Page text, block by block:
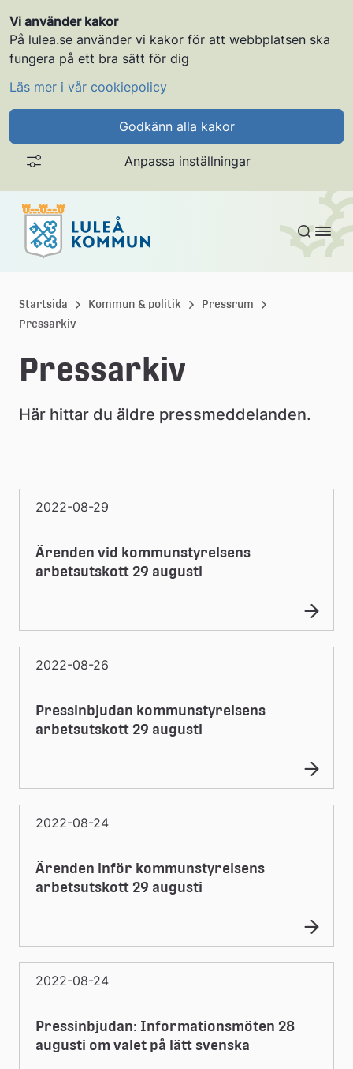
Vi använder kakor
På lulea.se använder vi kakor för att webbplatsen ska
fungera på ett bra sätt för dig
Läs mer i vår cookiepolicy
Godkänn alla kakor
Anpassa inställningar
Gå till innehållet
u
l
e
å
k
m
m
u
n
Startsida Kommun & politik
Pressrum
Pressarkiv
Pressarkiv
Här hittar du äldre pressmeddelanden.
2022-08-29
Ärenden vid kommunstyrelsens
arbetsutskott 29 augusti
2022-08-26
Pressinbjudan kommunstyrelsens
arbetsutskott 29 augusti
2022-08-24
Ärenden inför kommunstyrelsens
arbetsutskott 29 augusti
2022-08-24
Pressinbjudan: Informationsmöten 28
augusti om valet på lätt svenska